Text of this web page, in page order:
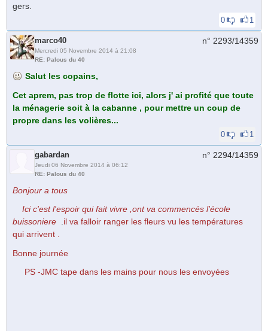
gers.
0 1
marco40
Mercredi 05 Novembre 2014 à 21:08
RE: Palous du 40
n° 2293/14359
Salut les copains,
Cet aprem, pas trop de flotte ici, alors j' ai profité que toute
la ménagerie soit à la cabanne , pour mettre un coup de
propre dans les volières...
0 1
gabardan
Jeudi 06 Novembre 2014 à 06:12
RE: Palous du 40
n° 2294/14359
Bonjour a tous
Ici c'est l'espoir qui fait vivre ,ont va commencés l'école
buissoniere
il va falloir ranger les fleurs vu les températures
qui arrivent .
Bonne journée
PS -JMC tape dans les mains pour nous les envoyées